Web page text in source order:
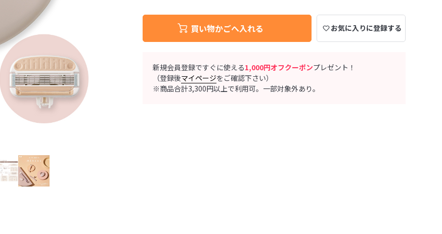
買い物かごへ入れる お気に入りに登録する
新規会員登録ですぐに使える1,000円オフクーポンプレゼント！
（登録後マイページをご確認下さい）
※商品合計3,300円以上で利用可。一部対象外あり。